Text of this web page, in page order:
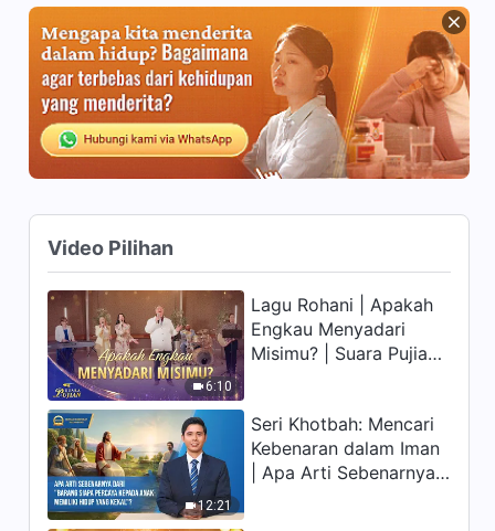
13:44
Firman Tuhan | "Percaya
kepada Tuhan Seharusnya
Berfokus pada Kenyataan,
bukan Ritual Keagamaan"
23:52
Firman Tuhan | "Hanya
Mereka yang Mengenal
Pekerjaan Tuhan Saat Ini yang
Dapat Melayani Tuhan"
30:34
32:17
Firman Tuhan | "Tentang
Penerapan Doa"
44:20
Firman Tuhan | "Kenalilah
Pekerjaan Terbaru Tuhan dan
Ikutilah Jejak Langkah-Nya"
Video Pilihan
6:10
Lagu Rohani | Apakah
Engkau Menyadari
Misimu? | Suara Pujian
12:21
Seri Khotbah: Mencari
Kebenaran dalam Iman
| Apa Arti Sebenarnya